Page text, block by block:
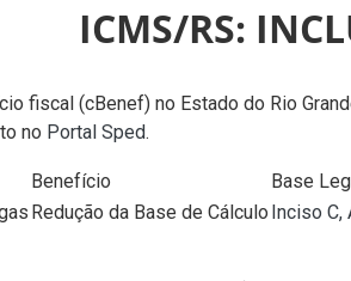
ICMS/RS:
fiscal (cBenef) no Estado do Rio
no Portal Sped.
Benefício
Base
Redução da Base de Cálculo Inciso C,